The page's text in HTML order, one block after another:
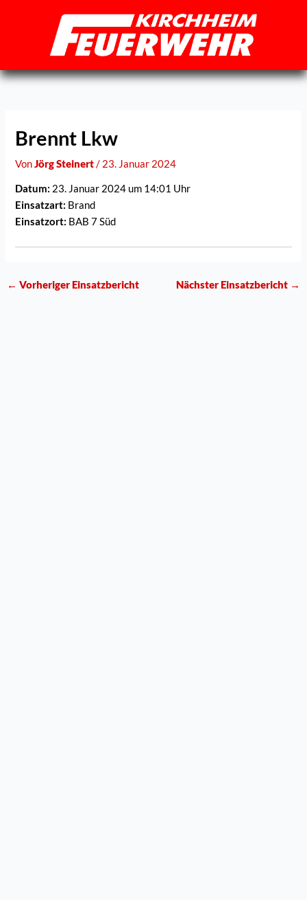
Brennt Lkw
VonJörg Steinert/ 23. Januar 2024
Datum: 23. Januar 2024 um 14:01 Uhr
Einsatzart: Brand
Einsatzort: BAB 7 Süd
← Vorheriger Einsatzbericht Nächster Einsatzbericht →